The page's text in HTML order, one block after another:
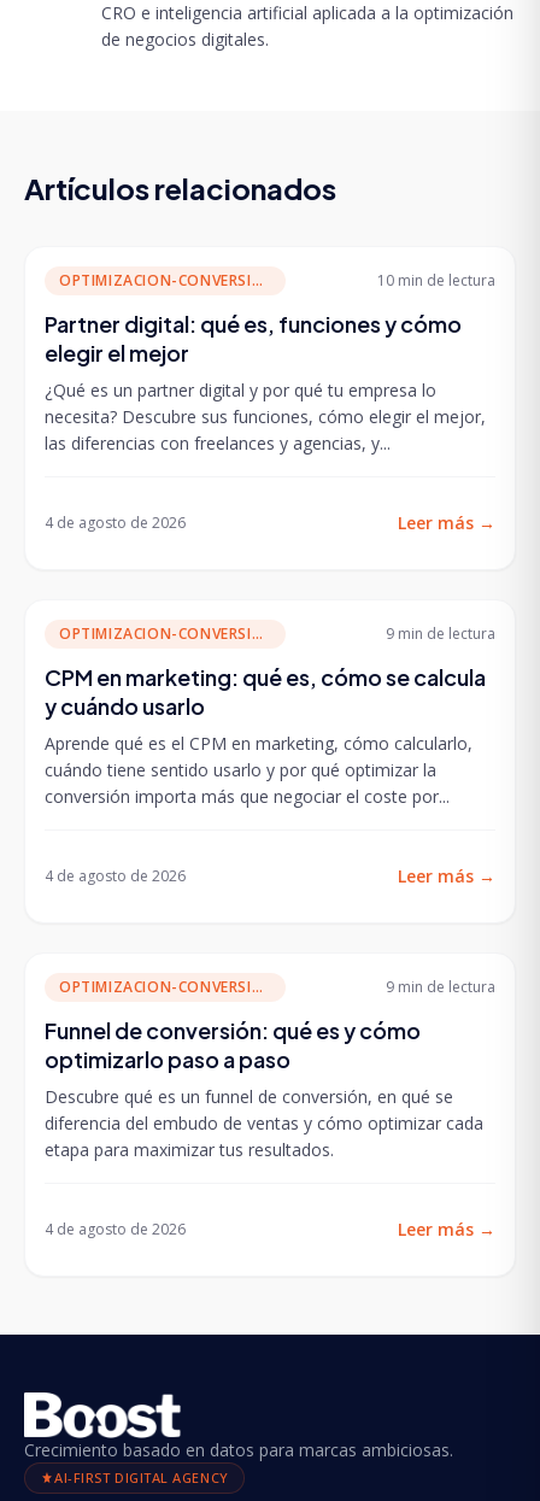
CRO e inteligencia artificial aplicada a la optimización
de negocios digitales.
Artículos relacionados
OPTIMIZACION-CONVERSION 10 min de lectura
Partner digital: qué es, funciones y cómo
elegir el mejor
¿Qué es un partner digital y por qué tu empresa lo
necesita? Descubre sus funciones, cómo elegir el mejor,
las diferencias con freelances y agencias, y...
4 de agosto de 2026 Leer más →
OPTIMIZACION-CONVERSION 9 min de lectura
CPM en marketing: qué es, cómo se calcula
y cuándo usarlo
Aprende qué es el CPM en marketing, cómo calcularlo,
cuándo tiene sentido usarlo y por qué optimizar la
conversión importa más que negociar el coste por...
4 de agosto de 2026 Leer más →
OPTIMIZACION-CONVERSION 9 min de lectura
Funnel de conversión: qué es y cómo
optimizarlo paso a paso
Descubre qué es un funnel de conversión, en qué se
diferencia del embudo de ventas y cómo optimizar cada
etapa para maximizar tus resultados.
4 de agosto de 2026 Leer más →
Crecimiento basado en datos para marcas ambiciosas.
AI-FIRST DIGITAL AGENCY